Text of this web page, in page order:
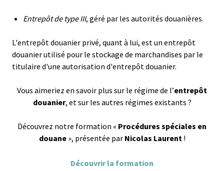
Entrepôt de type III, géré par les autorités douanières.
L'entrepôt douanier privé, quant à lui, est un entrepôt
douanier utilisé pour le stockage de marchandises par le
titulaire d'une autorisation d'entrepôt douanier.
Vous aimeriez en savoir plus sur le régime de l’entrepôt
douanier, et sur les autres régimes existants ?
Découvrez notre formation « Procédures spéciales en
douane», présentée par Nicolas Laurent!
Découvrir la formation